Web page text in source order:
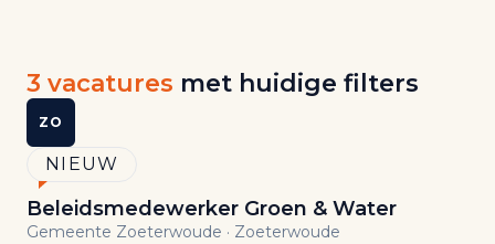
Vind
jouw
volgende
3 vacatures met huidige filters
ZO
NIEUW
Beleidsmedewerker Groen & Water
Gemeente Zoeterwoude · Zoeterwoude